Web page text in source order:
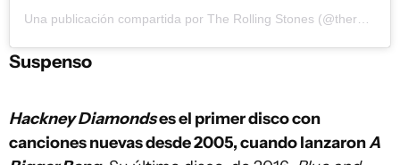
Una publicación compartida por The Rolling Stones (@therollingstones)
Suspenso
Hackney Diamondses el primer disco con
canciones nuevas desde 2005, cuando lanzaronA